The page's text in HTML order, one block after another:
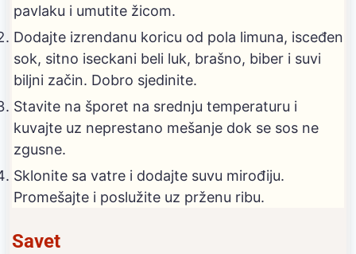
pavlaku i umutite žicom.
Dodajte izrendanu koricu od pola limuna, isceđen
sok, sitno iseckani beli luk, brašno, biber i suvi
biljni začin. Dobro sjedinite.
Stavite na šporet na srednju temperaturu i
kuvajte uz neprestano mešanje dok se sos ne
zgusne.
Sklonite sa vatre i dodajte suvu mirođiju.
Promešajte i poslužite uz prženu ribu.
Savet